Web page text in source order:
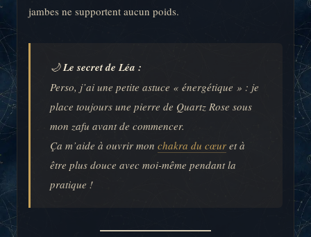
jambes ne supportent aucun poids.
🌙Le secret de Léa :
Perso, j’ai une petite astuce « énergétique » : je
place toujours une pierre de Quartz Rose sous
mon zafu avant de commencer.
Ça m’aide à ouvrir mon chakra du cœur et à
être plus douce avec moi-même pendant la
pratique !